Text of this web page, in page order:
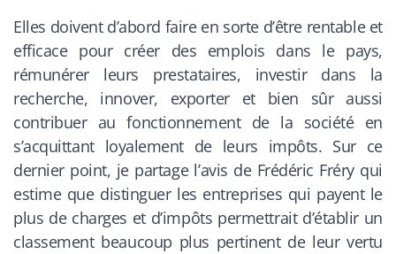
Elles doivent d’abord faire en sorte d’être rentable et
efficace pour créer des emplois dans le pays,
rémunérer leurs prestataires, investir dans la
recherche, innover, exporter et bien sûr aussi
contribuer au fonctionnement de la société en
s’acquittant loyalement de leurs impôts. Sur ce
dernier point, je partage l’avis de Frédéric Fréry qui
estime que distinguer les entreprises qui payent le
plus de charges et d’impôts permettrait d’établir un
classement beaucoup plus pertinent de leur vertu